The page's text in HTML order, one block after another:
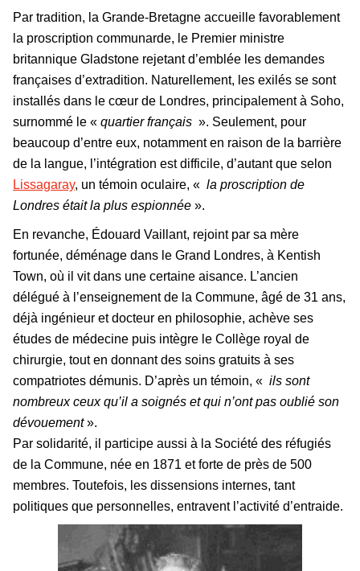
Par tradition, la Grande-Bretagne accueille favorablement
la proscription communarde, le Premier ministre
britannique Gladstone rejetant d’emblée les demandes
françaises d’extradition. Naturellement, les exilés se sont
installés dans le cœur de Londres, principalement à Soho,
surnommé le « quartier français ». Seulement, pour
beaucoup d’entre eux, notamment en raison de la barrière
de la langue, l’intégration est difficile, d’autant que selon
Lissagaray, un témoin oculaire, « la proscription de
Londres était la plus espionnée ».
En revanche, Édouard Vaillant, rejoint par sa mère
fortunée, déménage dans le Grand Londres, à Kentish
Town, où il vit dans une certaine aisance. L’ancien
délégué à l’enseignement de la Commune, âgé de 31 ans,
déjà ingénieur et docteur en philosophie, achève ses
études de médecine puis intègre le Collège royal de
chirurgie, tout en donnant des soins gratuits à ses
compatriotes démunis. D’après un témoin, « ils sont
nombreux ceux qu’il a soignés et qui n’ont pas oublié son
dévouement».
Par solidarité, il participe aussi à la Société des réfugiés
de la Commune, née en 1871 et forte de près de 500
membres. Toutefois, les dissensions internes, tant
politiques que personnelles, entravent l’activité d’entraide.